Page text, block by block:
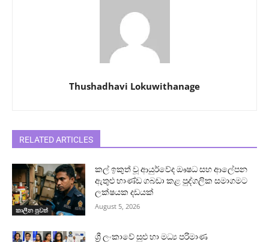
Thushadhavi Lokuwithanage
RELATED ARTICLES
කාලීන පුවත්
කල් ඉකුත් වූ ආයුර්වේද ඖෂධ සහ ආලේපන
ඇතුළු භාණ්ඩ ගබඩා කළ පුද්ගලික සමාගමට
ලක්ෂයක දඩයක්
August 5, 2026
ශ්‍රී ලංකාවේ සුළු හා මධ්‍ය පරිමාණ